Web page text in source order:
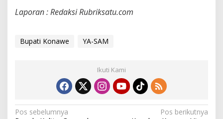
Laporan : Redaksi Rubriksatu.com
Bupati Konawe YA-SAM
Ikuti Kami
N
Pos sebelumnya
Pos berikutnya